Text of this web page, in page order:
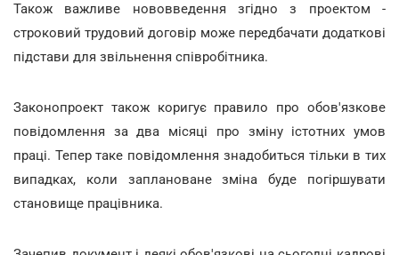
Також важливе нововведення згідно з проектом -
строковий трудовий договір може передбачати додаткові
підстави для звільнення співробітника.
Законопроект також коригує правило про обов'язкове
повідомлення за два місяці про зміну істотних умов
праці. Тепер таке повідомлення знадобиться тільки в тих
випадках, коли заплановане зміна буде погіршувати
становище працівника.